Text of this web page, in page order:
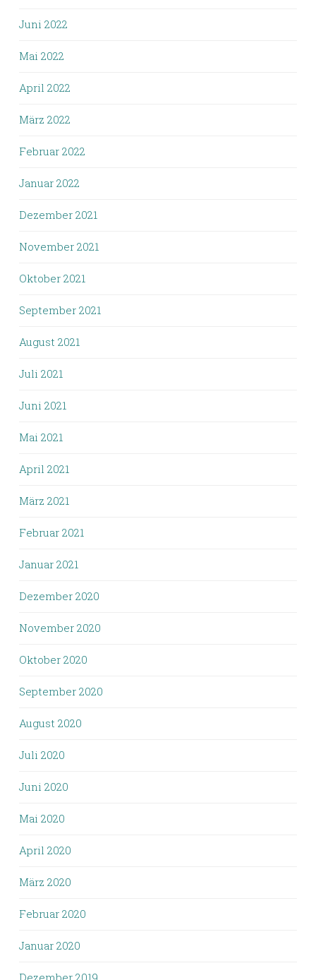
Juni 2022
Mai 2022
April 2022
März 2022
Februar 2022
Januar 2022
Dezember 2021
November 2021
Oktober 2021
September 2021
August 2021
Juli 2021
Juni 2021
Mai 2021
April 2021
März 2021
Februar 2021
Januar 2021
Dezember 2020
November 2020
Oktober 2020
September 2020
August 2020
Juli 2020
Juni 2020
Mai 2020
April 2020
März 2020
Februar 2020
Januar 2020
Dezember 2019